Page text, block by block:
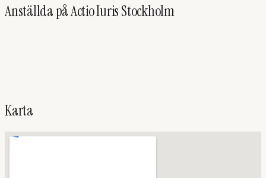
Anställda påActio Iuris Stockholm
Karta